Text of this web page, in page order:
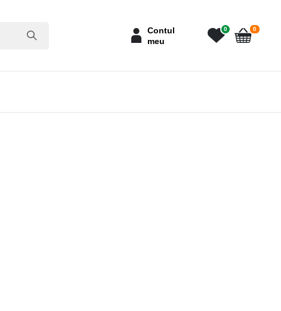
Contul
meu
0
Cart
0articole